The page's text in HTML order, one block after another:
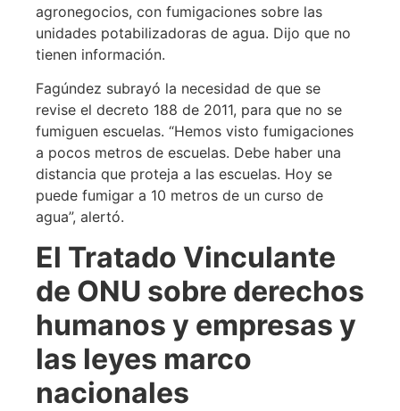
agronegocios, con fumigaciones sobre las
unidades potabilizadoras de agua. Dijo que no
tienen información.
Fagúndez subrayó la necesidad de que se
revise el decreto 188 de 2011, para que no se
fumiguen escuelas. “Hemos visto fumigaciones
a pocos metros de escuelas. Debe haber una
distancia que proteja a las escuelas. Hoy se
puede fumigar a 10 metros de un curso de
agua”, alertó.
El Tratado Vinculante
de ONU sobre derechos
humanos y empresas y
las leyes marco
nacionales